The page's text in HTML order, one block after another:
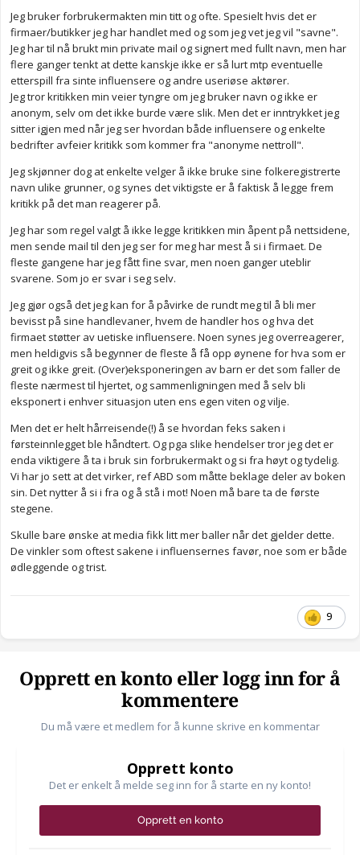
Jeg bruker forbrukermakten min titt og ofte. Spesielt hvis det er
firmaer/butikker jeg har handlet med og som jeg vet jeg vil "savne".
Jeg har til nå brukt min private mail og signert med fullt navn, men har
flere ganger tenkt at dette kanskje ikke er så lurt mtp eventuelle
etterspill fra sinte influensere og andre useriøse aktører.
Jeg tror kritikken min veier tyngre om jeg bruker navn og ikke er
anonym, selv om det ikke burde være slik. Men det er inntrykket jeg
sitter igjen med når jeg ser hvordan både influensere og enkelte
bedrifter avfeier kritikk som kommer fra "anonyme nettroll".
Jeg skjønner dog at enkelte velger å ikke bruke sine folkeregistrerte
navn ulike grunner, og synes det viktigste er å faktisk å legge frem
kritikk på det man reagerer på.
Jeg har som regel valgt å ikke legge kritikken min åpent på nettsidene,
men sende mail til den jeg ser for meg har mest å si i firmaet. De
fleste gangene har jeg fått fine svar, men noen ganger uteblir
svarene. Som jo er svar i seg selv.
Jeg gjør også det jeg kan for å påvirke de rundt meg til å bli mer
bevisst på sine handlevaner, hvem de handler hos og hva det
firmaet støtter av uetiske influensere. Noen synes jeg overreagerer,
men heldigvis så begynner de fleste å få opp øynene for hva som er
greit og ikke greit. (Over)eksponeringen av barn er det som faller de
fleste nærmest til hjertet, og sammenligningen med å selv bli
eksponert i enhver situasjon uten ens egen viten og vilje.
Men det er helt hårreisende(!) å se hvordan feks saken i
førsteinnlegget ble håndtert. Og pga slike hendelser tror jeg det er
enda viktigere å ta i bruk sin forbrukermakt og si fra høyt og tydelig.
Vi har jo sett at det virker, ref ABD som måtte beklage deler av boken
sin. Det nytter å si i fra og å stå i mot! Noen må bare ta de første
stegene.
Skulle bare ønske at media fikk litt mer baller når det gjelder dette.
De vinkler som oftest sakene i influensernes favør, noe som er både
ødleggende og trist.
9
Opprett en konto eller logg inn for å
kommentere
Du må være et medlem for å kunne skrive en kommentar
Opprett konto
Det er enkelt å melde seg inn for å starte en ny konto!
Opprett en konto